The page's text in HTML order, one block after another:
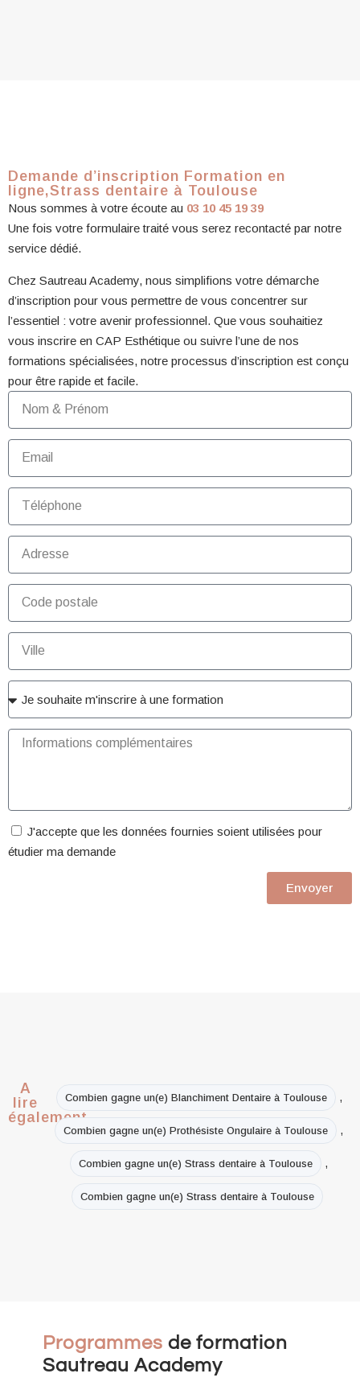
Demande d’inscription Formation en
ligne,Strass dentaire à Toulouse
Nous sommes à votre écoute au 03 10 45 19 39
Une fois votre formulaire traité vous serez recontacté par notre
service dédié.
Chez Sautreau Academy, nous simplifions votre démarche
d’inscription pour vous permettre de vous concentrer sur
l’essentiel : votre avenir professionnel. Que vous souhaitiez
vous inscrire en CAP Esthétique ou suivre l’une de nos
formations spécialisées, notre processus d’inscription est conçu
pour être rapide et facile.
J'accepte que les données fournies soient utilisées pour
étudier ma demande
Envoyer
A
lire
également
Combien gagne un(e) Blanchiment Dentaire à Toulouse ,
Combien gagne un(e) Prothésiste Ongulaire à Toulouse ,
Combien gagne un(e) Strass dentaire à Toulouse ,
Combien gagne un(e) Strass dentaire à Toulouse
Programmes de formation
Sautreau Academy